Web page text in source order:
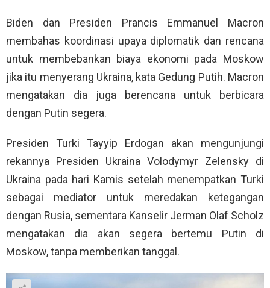
Biden dan Presiden Prancis Emmanuel Macron
membahas koordinasi upaya diplomatik dan rencana
untuk membebankan biaya ekonomi pada Moskow
jika itu menyerang Ukraina, kata Gedung Putih. Macron
mengatakan dia juga berencana untuk berbicara
dengan Putin segera.
Presiden Turki Tayyip Erdogan akan mengunjungi
rekannya Presiden Ukraina Volodymyr Zelensky di
Ukraina pada hari Kamis setelah menempatkan Turki
sebagai mediator untuk meredakan ketegangan
dengan Rusia, sementara Kanselir Jerman Olaf Scholz
mengatakan dia akan segera bertemu Putin di
Moskow, tanpa memberikan tanggal.